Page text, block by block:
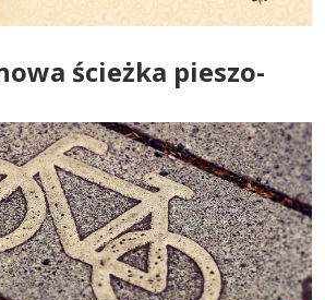
ścieżka pieszo-